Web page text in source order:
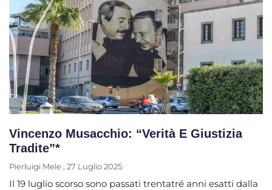
Vincenzo Musacchio: “Verità E Giustizia
Tradite”*
Pierluigi Mele 27 Luglio 2025
Il 19 luglio scorso sono passati trentatré anni esatti dalla